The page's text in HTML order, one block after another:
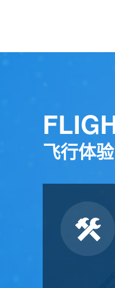
飞行体验